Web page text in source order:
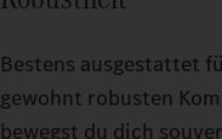
Bestens ausgestattet
gewohnt robusten
bewegst du dich